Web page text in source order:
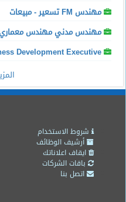
مهندس FM تسعير - مبيعات
مهندس مدني مهندس
Development Executive
شروط الاستخدام
أرشيف الوظائف
ايقاف اعلاناتك
باقات الشركات
اتصل بنا